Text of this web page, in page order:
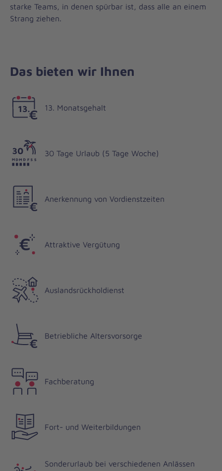
starke Teams, in denen spürbar ist, dass alle an einem
Strang ziehen.
Das bieten wir Ihnen
13. Monatsgehalt
30 Tage Urlaub (5 Tage Woche)
Anerkennung von Vordienstzeiten
Attraktive Vergütung
Auslandsrückholdienst
Betriebliche Altersvorsorge
Fachberatung
Fort- und Weiterbildungen
Sonderurlaub bei verschiedenen Anlässen